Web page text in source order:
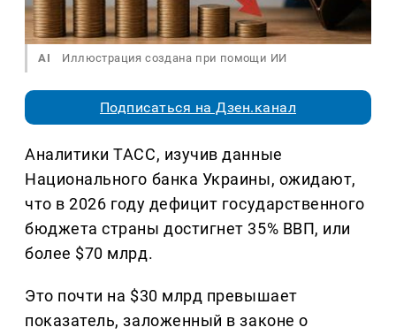
AI Иллюстрация создана при помощи ИИ
Подписаться на Дзен.канал
Аналитики ТАСС, изучив данные
Национального банка Украины, ожидают,
что в 2026 году дефицит государственного
бюджета страны достигнет 35% ВВП, или
более $70 млрд.
Это почти на $30 млрд превышает
показатель, заложенный в законе о